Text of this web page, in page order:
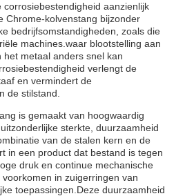
corrosiebestendigheid aanzienlijk
Chrome-kolvenstang bijzonder
bedrijfsomstandigheden, zoals die
machines.waar blootstelling aan
het metaal anders snel kan
verlengt de
en vermindert de
de stilstand.
is gemaakt van hoogwaardig
sterkte, duurzaamheid
van de stalen kern en de
in een product dat bestand is tegen
druk en continue mechanische
in zuigerringen van
toepassingen.Deze duurzaamheid